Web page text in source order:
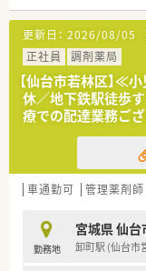
【募集背景と求
■産休取得予定
腰を据えて長
■周囲のスタッ
明るくコミュ
■職歴の多さよ
理解して自ら考
【法人特徴につ
■宮城県仙台市
体であり、全国
倒的な社会的
■美術館や水族
地域貢献活動
更新日： 2026/08/05
正社員
調剤薬局
【仙台市若林区】≪
休／地下鉄駅徒歩
療での配達業務ござ
車通勤可 管理薬剤師
勤務地
宮城県 仙
卸町駅 (仙台市